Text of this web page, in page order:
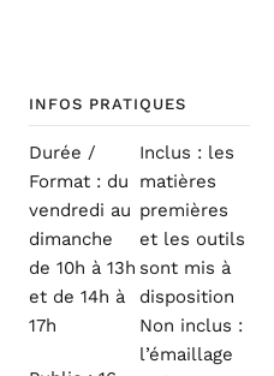
INFOS PRATIQUES
Durée /
Format : du
vendredi au
dimanche
de 10h à 13h
et de 14h à
17h
Inclus : les
matières
premières
et les outils
sont mis à
disposition
Non inclus :
l’émaillage